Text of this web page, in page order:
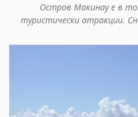
Остров Макинау е в
туристически атракции.